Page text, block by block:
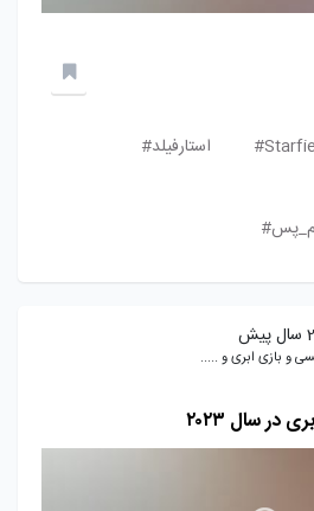
استارفیلد#
2 سال پیش
و بازی ابری و .....
در سال ۲۰۲۳